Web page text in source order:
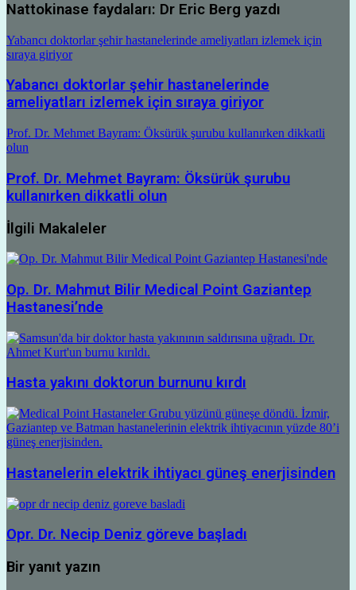
Nattokinase faydaları: Dr Eric Berg yazdı
Yabancı doktorlar şehir hastanelerinde ameliyatları izlemek için
sıraya giriyor
Yabancı doktorlar şehir hastanelerinde
ameliyatları izlemek için sıraya giriyor
Prof. Dr. Mehmet Bayram: Öksürük şurubu kullanırken dikkatli
olun
Prof. Dr. Mehmet Bayram: Öksürük şurubu
kullanırken dikkatli olun
İlgili Makaleler
Op. Dr. Mahmut Bilir Medical Point Gaziantep
Hastanesi’nde
Hasta yakını doktorun burnunu kırdı
Hastanelerin elektrik ihtiyacı güneş enerjisinden
Opr. Dr. Necip Deniz göreve başladı
Bir yanıt yazın